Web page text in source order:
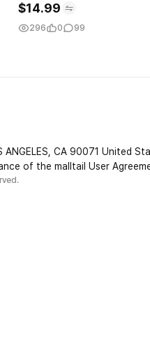
$14.99
296 0 99
ANGELES, CA 90071 United
of the malltail User